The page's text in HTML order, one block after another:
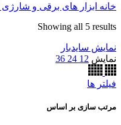
خانه ابزار های برقی و شارژی
Showing all 5 results
نمایش سایدبار
نمایش 12
24
36
فیلتر ها
مرتب سازی بر اساس